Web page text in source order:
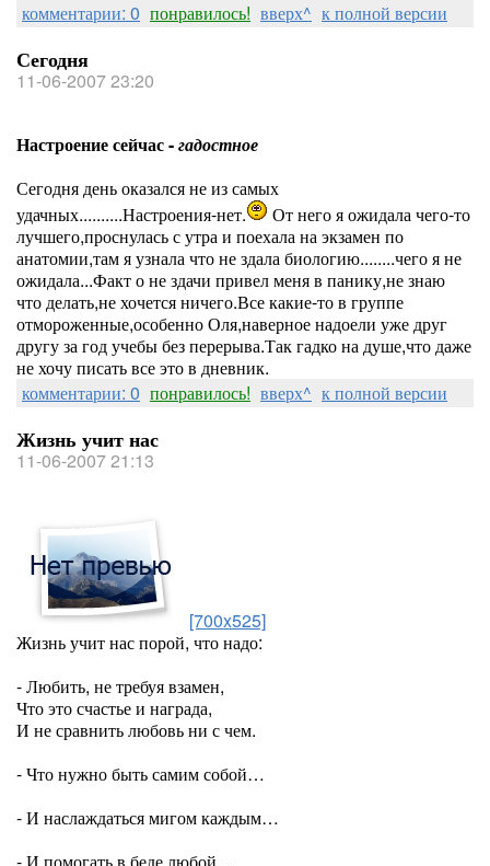
комментарии: 0 понравилось! вверх^ к полной версии
Сегодня
11-06-2007 23:20
Настроение сейчас -гадостное
Сегодня день оказался не из самых
удачных..........Настроения-нет.
От него я ожидала чего-то
лучшего,проснулась с утра и поехала на экзамен по
анатомии,там я узнала что не здала биологию........чего я не
ожидала...Факт о не здачи привел меня в панику,не знаю
что делать,не хочется ничего.Все какие-то в группе
отмороженные,особенно Оля,наверное надоели уже друг
другу за год учебы без перерыва.Так гадко на душе,что даже
не хочу писать все это в дневник.
комментарии: 0 понравилось! вверх^ к полной версии
Жизнь учит нас
11-06-2007 21:13
[700x525]
Жизнь учит нас порой, что надо:
- Любить, не требуя взамен,
Что это счастье и награда,
И не сравнить любовь ни с чем.
- Что нужно быть самим собой…
- И наслаждаться мигом каждым…